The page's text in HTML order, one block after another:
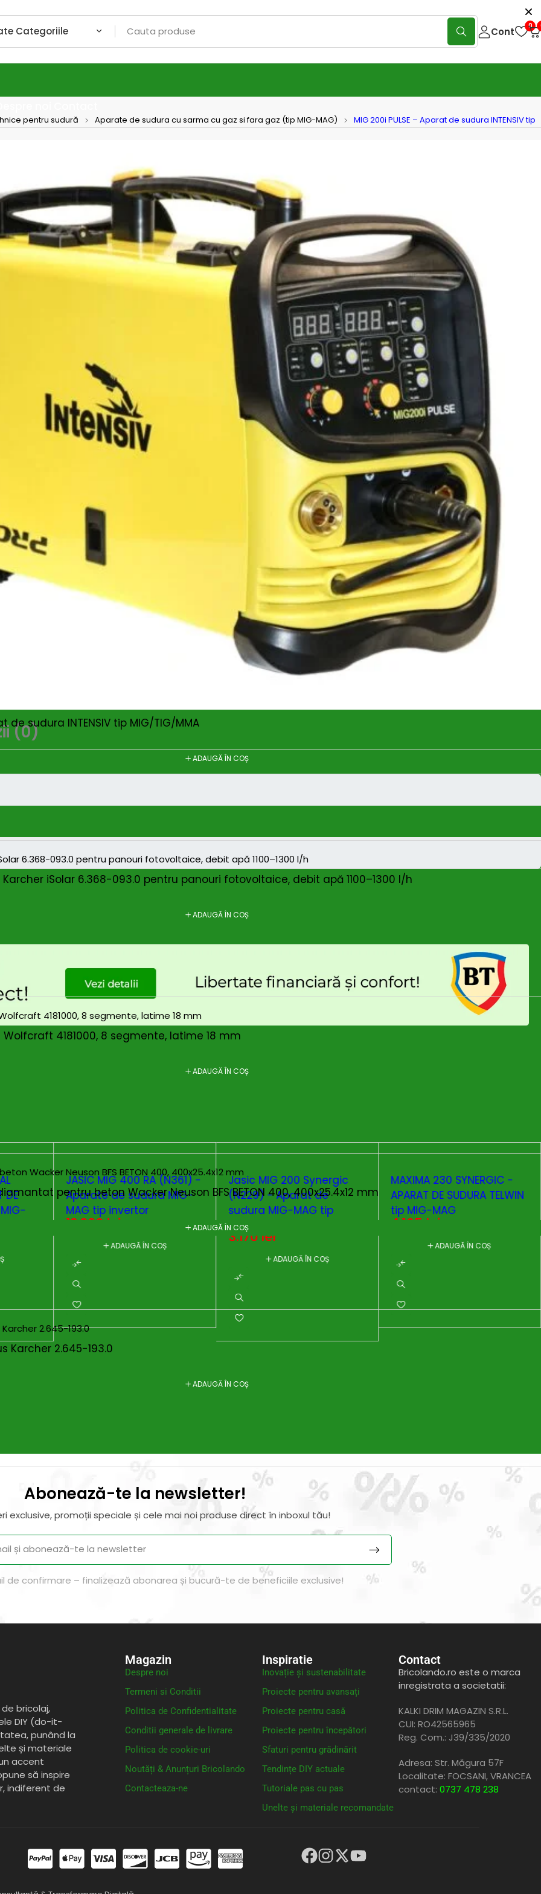
Cont 0
de sudura INTENSIV tip MIG/TIG/MMA
ADAUGĂ ÎN COȘ
iSolar 6.368-093.0 pentru panouri fotovoltaice, debit apă 1100–1300 l/h
ADAUGĂ ÎN COȘ
4181000, 8 segmente, latime 18 mm
ADAUGĂ ÎN COȘ
pentru beton Wacker Neuson BFS BETON 400, 400x25.4x12 mm
ADAUGĂ ÎN COȘ
Karcher 2.645-193.0
ADAUGĂ ÎN COȘ
pentru sudură Aparate de sudura cu sarma cu gaz si fara gaz (tip MIG-MAG)
MIG 200i PULSE – Aparat de sudura INTENSIV tip
MIG 200i PULSE – Aparat de sudura
INTENSIV tip MIG/TIG/MMA
(0 Reviews) Scrie o recenzie
MIG 200i Pulse este un aparat de sudura multi-proces din gama
profesionala; are caracteristici excelente la sudura si performante
deosebite atat pentru procedeele de sudura MIG-MAG, cat si pentru
procedeele TIG DC Lift si MMA.
Este un aparat de sudura multiproces MIG-MAG GAS-NO GAS / TIG DC /
MMA , recomandat pentru sudura oricarui tip de material, inclusiv
aluminiu, echipat cu componente IGBT puternice, pentru performante
si suduri excelente.
Tehnologie: invertor cu tranzistori IGBT
Aplicatie principala: sudura MIG-MAG, cu sarma care se deruleaza de
pe o rola (suport) metalic sau de plastic; poate fi utilizata in 2 moduri:
– sudura cu gaz, CO2, corgon (amestec CO2+argon) sau argon pur,
cu sarma plina; poate suda atat in curent continuu normal, cat si in
curent pulsat sau dublu pulsat.
– sudura fara gaz, cu sarma cu autoprotectie (FLUX)
Aplicatie secundara:
– sudura TIG/WIG, cu electrod nefuzibil de wolfram(tungsten) si
baghete(vergele) de adaos, in mediul protector de gaz inert (argon)
– sudura MMA, cu electrod invelit (rutilici, bazici)
OBS : Produsul se livreaza fara stecher.
Echipat cu rola de antrenare pentru sarma de 1.0 -1.2mm
2.550lei În stoc (poate fi pre-comandat)
CUMPARA ACUM
Salvat pentru mai târziu Add to wishlist Add to compare
SKU: 53339
Categories:
Aparate de sudura cu sarma cu gaz si fara gaz (tip MIG-
MAG)
(0)
DE
MIG-
JASIC MIG 400 RA (N361) -
Aparate de sudura MIG-
MAG tip invertor
12.000 lei
ADAUGĂ ÎN COȘ
Jasic MIG 200 Synergic
(N229) - Aparat de
sudura MIG-MAG tip
invertor
3.170 lei
ADAUGĂ ÎN COȘ
MAXIMA 230 SYNERGIC -
APARAT DE SUDURA TELWIN
tip MIG-MAG
4.165 lei
ADAUGĂ ÎN COȘ
Abonează-te la newsletter!
exclusive, promoții speciale și cele mai noi produse direct în inboxul tău!
de confirmare – finalizează abonarea și bucură-te de beneficiile exclusive!
bricolaj,
DIY (do-it-
punând la
și materiale
accent
să inspire
indiferent de
Magazin
Despre noi
Termeni si Conditii
Politica de Confidentialitate
Conditii generale de livrare
Politica de cookie-uri
Noutăți & Anunțuri Bricolando
Contacteaza-ne
Inspiratie
Inovație și sustenabilitate
Proiecte pentru avansați
Proiecte pentru casă
Proiecte pentru începători
Sfaturi pentru grădinărit
Tendințe DIY actuale
Tutoriale pas cu pas
Unelte și materiale recomandate
Contact
Bricolando.ro este o marca
inregistrata a societatii:
KALKI DRIM MAGAZIN S.R.L.
CUI: RO42565965
Reg. Com.: J39/335/2020
Adresa: Str. Măgura 57F
Localitate: FOCSANI,VRANCEA
contact: 0737 478 238